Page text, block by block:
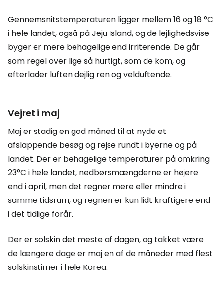
Gennemsnitstemperaturen ligger mellem 16 og 18 °C
i hele landet, også på Jeju Island, og de lejlighedsvise
byger er mere behagelige end irriterende. De går
som regel over lige så hurtigt, som de kom, og
efterlader luften dejlig ren og velduftende.
Vejret i maj
Maj er stadig en god måned til at nyde et
afslappende besøg og rejse rundt i byerne og på
landet. Der er behagelige temperaturer på omkring
23°C i hele landet, nedbørsmængderne er højere
end i april, men det regner mere eller mindre i
samme tidsrum, og regnen er kun lidt kraftigere end
i det tidlige forår.
Der er solskin det meste af dagen, og takket være
de længere dage er maj en af de måneder med flest
solskinstimer i hele Korea.